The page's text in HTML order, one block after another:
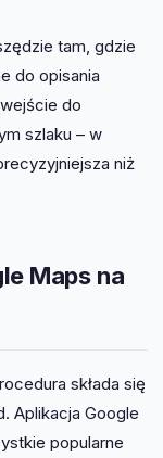
tam, gdzie
do opisania
do
szlaku – w
niż
Maps na
składa się
Aplikacja Google
popularne